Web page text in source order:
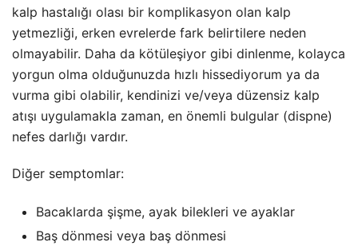
kalp hastalığı olası bir komplikasyon olan kalp
yetmezliği, erken evrelerde fark belirtilere neden
olmayabilir. Daha da kötüleşiyor gibi dinlenme, kolayca
yorgun olma olduğunuzda hızlı hissediyorum ya da
vurma gibi olabilir, kendinizi ve/veya düzensiz kalp
atışı uygulamakla zaman, en önemli bulgular (dispne)
nefes darlığı vardır.
Diğer semptomlar:
Bacaklarda şişme, ayak bilekleri ve ayaklar
Baş dönmesi veya baş dönmesi